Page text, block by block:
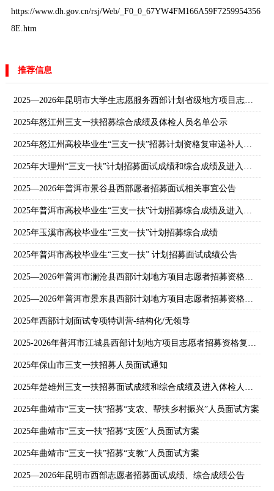
https://www.dh.gov.cn/rsj/Web/_F0_0_67YW4FM166A59F7259954356
8E.htm
推荐信息
2025—2026年昆明市大学生志愿服务西部计划省级地方项目志愿者拟录公示
2025年怒江州三支一扶招募综合成绩及体检人员名单公示
2025年怒江州高校毕业生“三支一扶”招募计划资格复审递补人员名单
2025年大理州“三支一扶”计划招募面试成绩和综合成绩及进入体检人员名单
2025—2026年普洱市景谷县西部愿者招募面试相关事宜公告
2025年普洱市高校毕业生“三支一扶”计划招募综合成绩及进入体检环节公告
2025年玉溪市高校毕业生“三支一扶”计划招募综合成绩
2025年普洱市高校毕业生“三支一扶” 计划招募面试成绩公告
2025—2026年普洱市澜沧县西部计划地方项目志愿者招募资格复审及面试公告
2025—2026年普洱市景东县西部计划地方项目志愿者招募资格复审和面试公告
2025年西部计划面试专项特训营-结构化/无领导
2025-2026年普洱市江城县西部计划地方项目志愿者招募资格复审及面试相关事宜公告
2025年保山市三支一扶招募人员面试通知
2025年楚雄州三支一扶招募面试成绩和综合成绩及进入体检人员名单公告
2025年曲靖市“三支一扶”招募“支农、帮扶乡村振兴”人员面试方案
2025年曲靖市“三支一扶”招募“支医”人员面试方案
2025年曲靖市“三支一扶”招募“支教”人员面试方案
2025—2026年昆明市西部志愿者招募面试成绩、综合成绩公告